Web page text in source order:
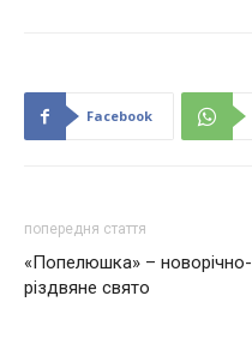
Facebook
попередня стаття
«Попелюшка» – новорічно-
різдвяне свято